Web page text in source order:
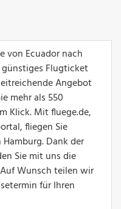
von Ecuador nach
Flugticket
Angebot
mehr als 550
Klick. Mit fluege.de,
fliegen Sie
Dank der
Sie mit uns die
Wunsch teilen wir
für Ihren